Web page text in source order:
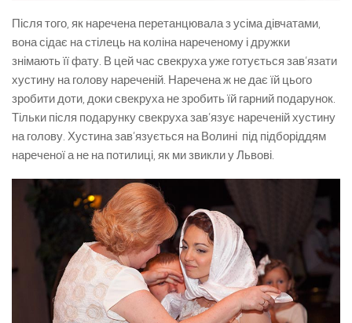
Після того, як наречена перетанцювала з усіма дівчатами,
вона сідає на стілець на коліна нареченому і дружки
знімають її фату. В цей час свекруха уже готується зав’язати
хустину на голову нареченій. Наречена ж не дає їй цього
зробити доти, доки свекруха не зробить їй гарний подарунок.
Тільки після подарунку свекруха зав’язує нареченій хустину
на голову. Хустина зав’язується на Волині під підборіддям
нареченої а не на потилиці, як ми звикли у Львові.